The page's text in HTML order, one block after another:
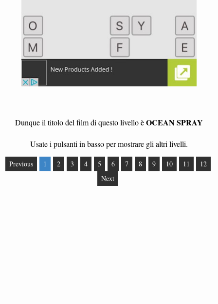
Dunque il titolo del film di questo livello èOCEAN SPRAY
Usate i pulsanti in basso per mostrare gli altri livelli.
Previous 1 2 3 4 5 6 7 8 9 10 11
12
Next